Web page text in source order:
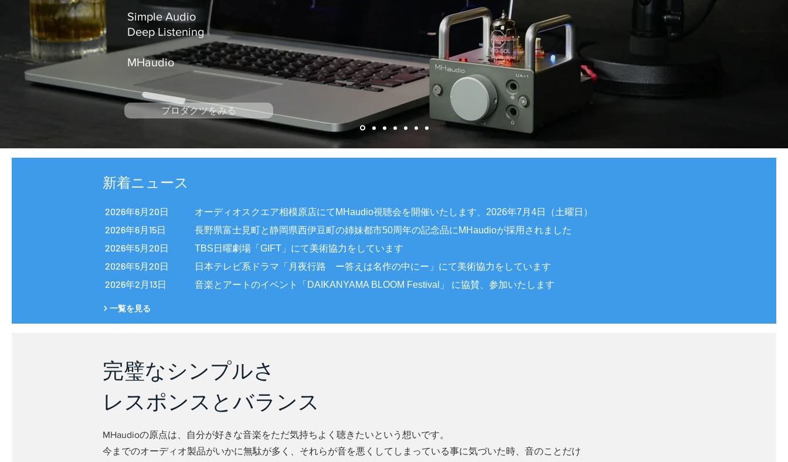
Simple Audio
Deep Listening
​MHaudio
プロダクツをみる
​新着ニュース
2026年6月20日 オーディオスクエア相模原店にてMHaudio視聴会を開催いたします、2026年7月4日（土曜日）
2026年6月15日 長野県富士見町と静岡県西伊豆町の姉妹都市50周年の記念品にMHaudioが採用されました
2026年5月20日 TBS日曜劇場「GIFT」にて美術協力をしています
2026年5月20日 日本テレビ系ドラマ「月夜行路 ー答えは名作の中にー」にて美術協力をしています
2026年2月13日 音楽とアートのイベント「DAIKANYAMA BLOOM Festival」 に協賛、参加いたします
一覧を見る
完璧なシンプルさ
レスポンスとバランス
​MHaudioの原点は、自分が好きな音楽をただ気持ちよく聴きたいという想いです。
今までのオーディオ製品がいかに無駄が多く、それらが音を悪くしてしまっている事に気づいた時、音のことだけ